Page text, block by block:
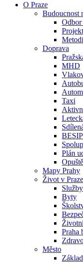
O Praze
Budoucnost
Odbor
Doprava
MHD
Taxi
BESIP
Plán
Mapy Prahy
Život v Praze
Služby
Byty
Praha
Město